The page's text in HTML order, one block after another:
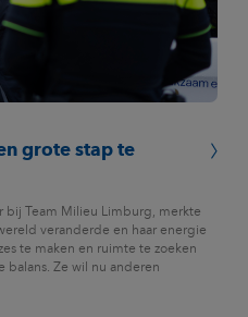
grote stap te
bij Team Milieu Limburg, merkte
veranderde en haar energie
te maken en ruimte te zoeken
balans. Ze wil nu anderen